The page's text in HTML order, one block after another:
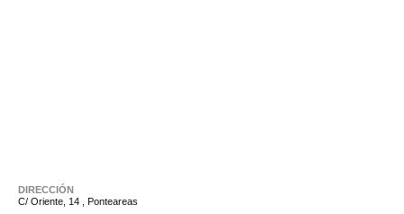
DIRECCIÓN
C/ Oriente, 14 , Ponteareas